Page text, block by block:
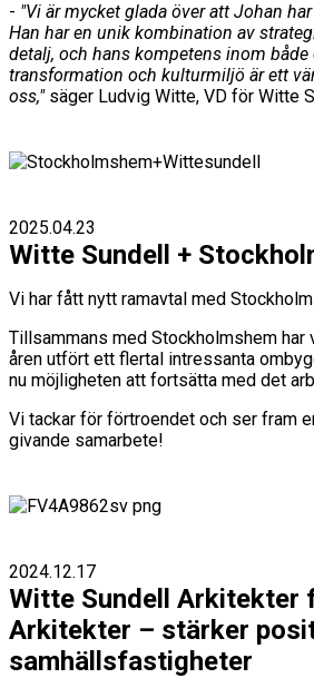
- "Vi är mycket glada över att Johan
Han har en unik kombination av
detalj, och hans kompetens inom både
transformation och kulturmiljö är ett
oss," säger Ludvig Witte, VD för Witte
2025.04.23
Witte Sundell +
Vi har fått nytt ramavtal med
Tillsammans med Stockholmshem har
åren utfört ett flertal intressanta
nu möjligheten att fortsätta med det
Vi tackar för förtroendet och ser fram
givande samarbete!
2024.12.17
Witte Sundell Arkitekter
Arkitekter – stärker
samhällsfastigheter